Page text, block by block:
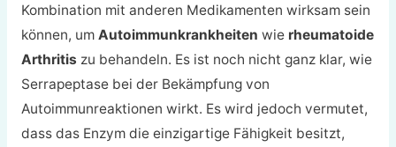
Kombination mit anderen Medikamenten wirksam sein
können, um Autoimmunkrankheiten wie rheumatoide
Arthritis zu behandeln. Es ist noch nicht ganz klar, wie
Serrapeptase bei der Bekämpfung von
Autoimmunreaktionen wirkt. Es wird jedoch vermutet,
dass das Enzym die einzigartige Fähigkeit besitzt,